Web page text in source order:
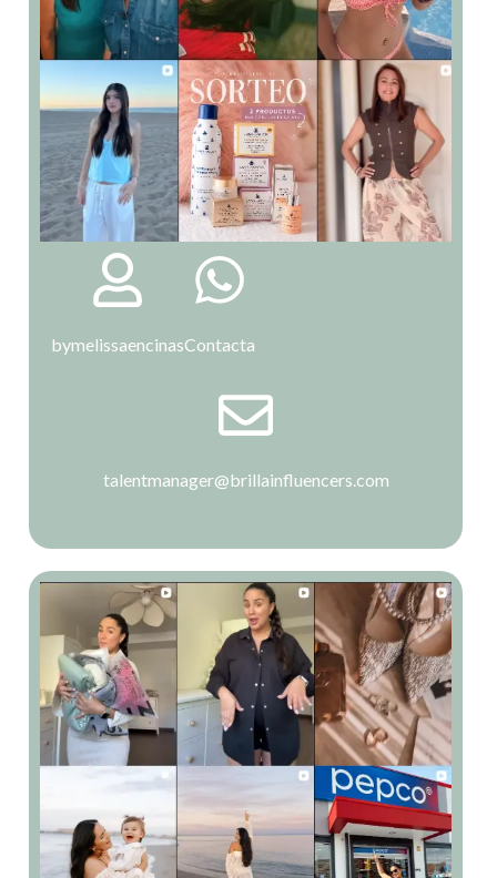
bymelissaencinasContacta
talentmanager@brillainfluencers.com